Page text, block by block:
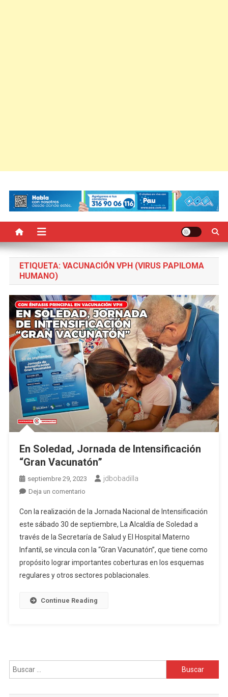
ETIQUETA: VACUNACIÓN VPH (VIRUS PAPILOMA
HUMANO)
En Soledad, Jornada de Intensificación
“Gran Vacunatón”
septiembre 29, 2023 jdbobadilla
Deja un comentarioen
Soledad,
Jornada
de
Intensificación
“Gran
Vacunatón”
Con la realización de la Jornada Nacional de Intensificación
este sábado 30 de septiembre, La Alcaldía de Soledad a
través de la Secretaría de Salud y El Hospital Materno
Infantil, se vincula con la “Gran Vacunatón”, que tiene como
propósito lograr importantes coberturas en los esquemas
regulares y otros sectores poblacionales.
Continue Reading
Buscar: